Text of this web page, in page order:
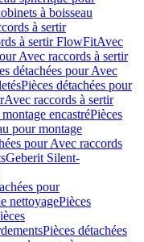
à boisseau
à sertir
à sertir FlowFitAvec
Avec raccords à sertir
détachées pour Avec
Pièces détachées pour
Avec raccords à sertir
encastréPièces
pour montage
pour Avec raccords
Geberit Silent-
pour
nettoyagePièces
Pièces détachées